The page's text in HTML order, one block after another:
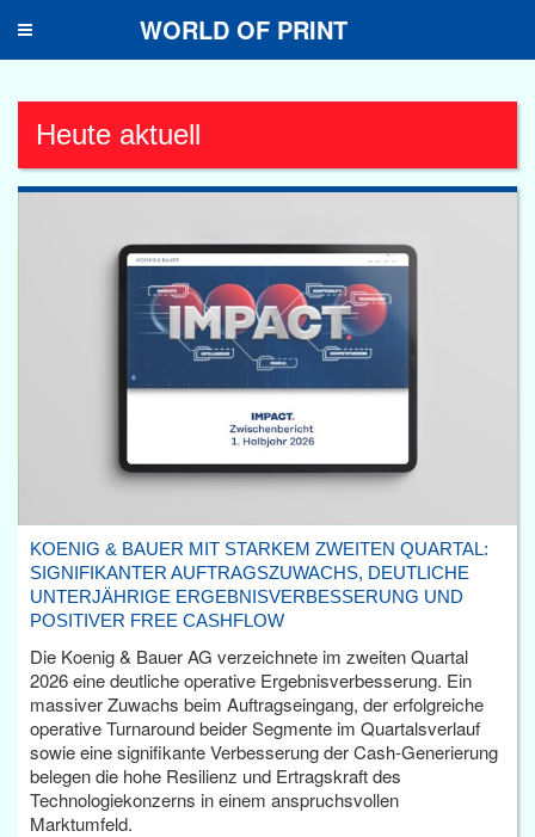
Toggle
WORLD OF PRINT
Heute aktuell
KOENIG & BAUER MIT STARKEM ZWEITEN QUARTAL:
SIGNIFIKANTER AUFTRAGSZUWACHS, DEUTLICHE
UNTERJÄHRIGE ERGEBNISVERBESSERUNG UND
POSITIVER FREE CASHFLOW
Die Koenig & Bauer AG verzeichnete im zweiten Quartal
2026 eine deutliche operative Ergebnisverbesserung. Ein
massiver Zuwachs beim Auftragseingang, der erfolgreiche
operative Turnaround beider Segmente im Quartalsverlauf
sowie eine signifikante Verbesserung der Cash-Generierung
belegen die hohe Resilienz und Ertragskraft des
Technologiekonzerns in einem anspruchsvollen
Marktumfeld.